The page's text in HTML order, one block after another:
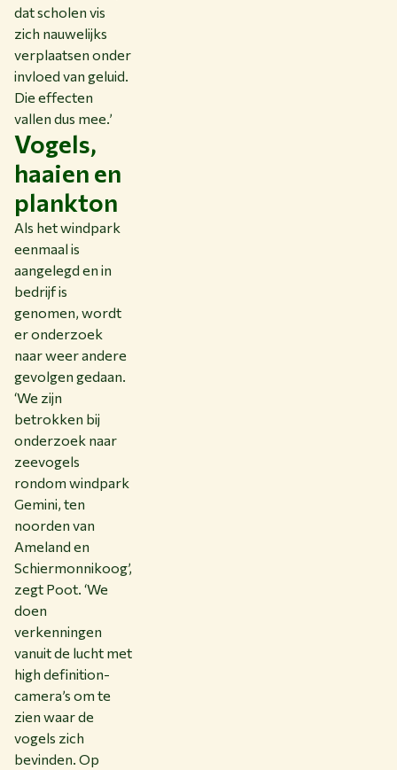
dat scholen vis
zich nauwelijks
verplaatsen onder
invloed van geluid.
Die effecten
vallen dus mee.’
Vogels,
haaien en
plankton
Als het windpark
eenmaal is
aangelegd en in
bedrijf is
genomen, wordt
er onderzoek
naar weer andere
gevolgen gedaan.
‘We zijn
betrokken bij
onderzoek naar
zeevogels
rondom windpark
Gemini, ten
noorden van
Ameland en
Schiermonnikoog’,
zegt Poot. ‘We
doen
verkenningen
vanuit de lucht met
high definition-
camera’s om te
zien waar de
vogels zich
bevinden. Op